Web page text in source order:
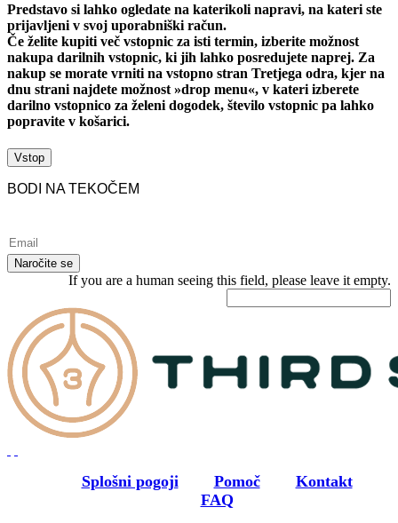
Predstavo si lahko ogledate na katerikoli napravi, na kateri ste
prijavljeni v svoj uporabniški račun.
Če želite kupiti več vstopnic za isti termin, izberite možnost
nakupa darilnih vstopnic, ki jih lahko posredujete naprej. Za
nakup se morate vrniti na vstopno stran Tretjega odra, kjer na
dnu strani najdete možnost »drop menu«, v kateri izberete
darilno vstopnico za želeni dogodek, število vstopnic pa lahko
popravite v košarici.
Vstop
BODI NA TEKOČEM
If you are a human seeing this field, please leave it empty.
Splošni pogoji Pomoč
Kontakt
FAQ